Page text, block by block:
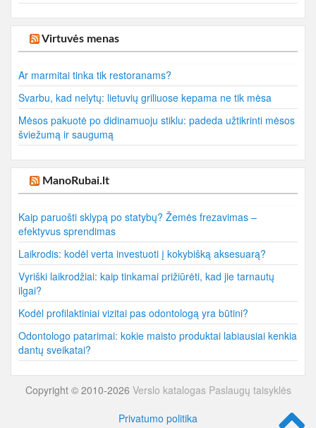
Virtuvės menas
Ar marmitai tinka tik restoranams?
Svarbu, kad nelytų: lietuvių griliuose kepama ne tik mėsa
Mėsos pakuotė po didinamuoju stiklu: padeda užtikrinti mėsos
šviežumą ir saugumą
ManoRubai.lt
Kaip paruošti sklypą po statybų? Žemės frezavimas –
efektyvus sprendimas
Laikrodis: kodėl verta investuoti į kokybišką aksesuarą?
Vyriški laikrodžiai: kaip tinkamai prižiūrėti, kad jie tarnautų
ilgai?
Kodėl profilaktiniai vizitai pas odontologą yra būtini?
Odontologo patarimai: kokie maisto produktai labiausiai kenkia
dantų sveikatai?
Copyright © 2010-2026 Verslo katalogas Paslaugų taisyklės
Privatumo politika